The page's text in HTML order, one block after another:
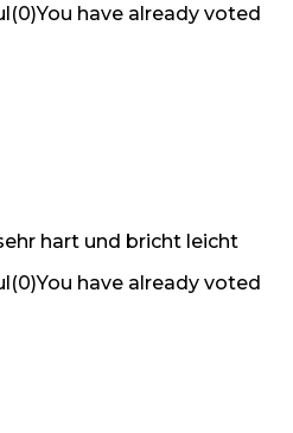
(0)You have already voted
hart und bricht leicht
(0)You have already voted